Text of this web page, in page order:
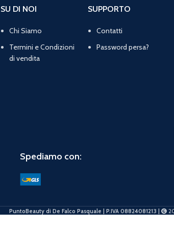
SU DI NOI
Chi Siamo
Termini e Condizioni
di vendita
SUPPORTO
Contatti
Password persa?
Spediamo con:
PuntoBeauty di De Falco Pasquale | P.IVA 08824081213 |